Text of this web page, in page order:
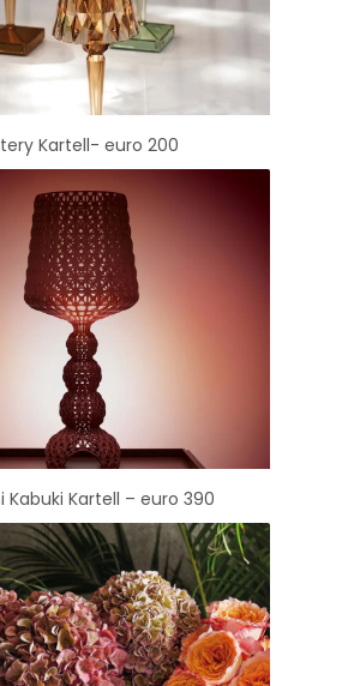
Kartell- euro 200
Kabuki Kartell – euro 390